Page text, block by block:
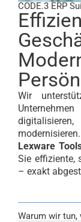
CODE.3 ERP
Wir
Lexware
Sie effiziente,
– exakt
Warum wir tun,